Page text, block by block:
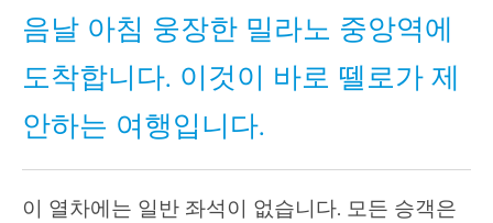
음날 아침 웅장한 밀라노 중앙역에
도착합니다. 이것이 바로 뗄로가 제
안하는 여행입니다.
이 열차에는 일반 좌석이 없습니다. 모든 승객은